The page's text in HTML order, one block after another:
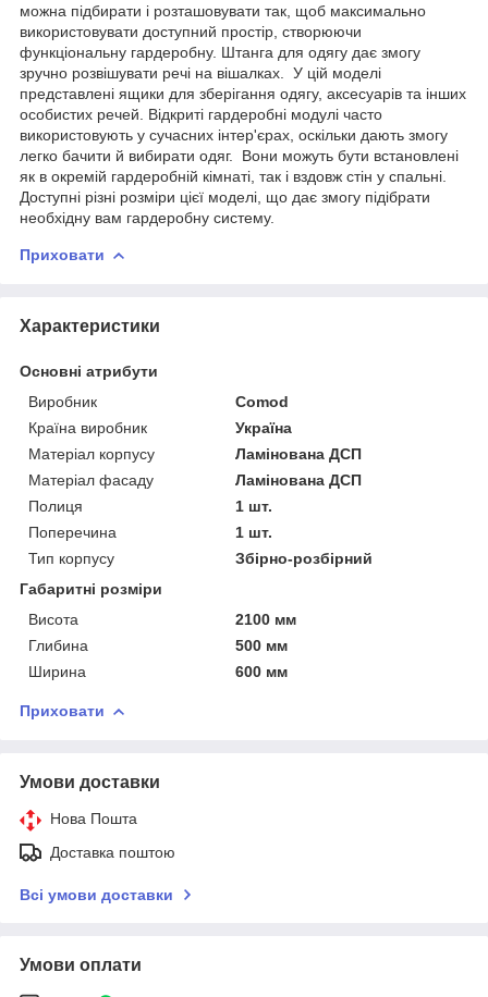
можна підбирати і розташовувати так, щоб максимально
використовувати доступний простір, створюючи
функціональну гардеробну. Штанга для одягу дає змогу
зручно розвішувати речі на вішалках. У цій моделі
представлені ящики для зберігання одягу, аксесуарів та інших
особистих речей. Відкриті гардеробні модулі часто
використовують у сучасних інтер'єрах, оскільки дають змогу
легко бачити й вибирати одяг. Вони можуть бути встановлені
як в окремій гардеробній кімнаті, так і вздовж стін у спальні.
Доступні різні розміри цієї моделі, що дає змогу підібрати
необхідну вам гардеробну систему.
Приховати
Характеристики
Основні атрибути
Виробник
Comod
Країна виробник
Україна
Матеріал корпусу
Ламінована ДСП
Матеріал фасаду
Ламінована ДСП
Полиця
1 шт.
Поперечина
1 шт.
Тип корпусу
Збірно-розбірний
Габаритні розміри
Висота
2100 мм
Глибина
500 мм
Ширина
600 мм
Приховати
Умови доставки
Нова Пошта
Доставка поштою
Всі умови доставки
Умови оплати